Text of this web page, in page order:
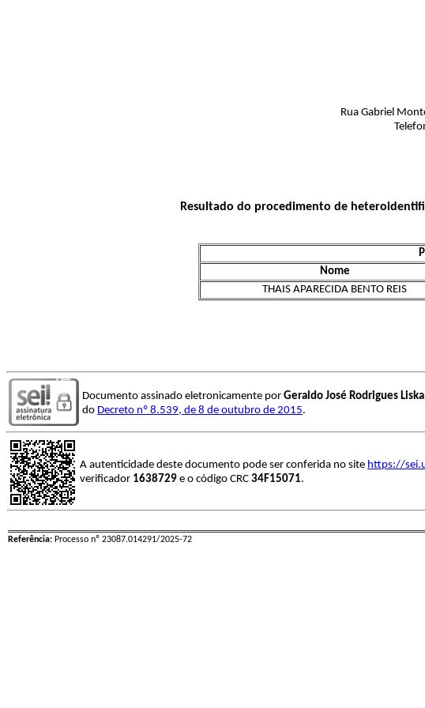
Rua Gabriel
Resultado do procedimento de
Nome
THAIS APARECIDA BENTO REIS
Documento assinado eletronicamente por Geraldo José Rodrigues Liska
do Decreto nº 8.539, de 8 de outubro de 2015.
A autenticidade deste documento pode ser conferida no site https://
verificador 1638729 e o código CRC 34F15071.
Referência: Processo nº 23087.014291/2025-72